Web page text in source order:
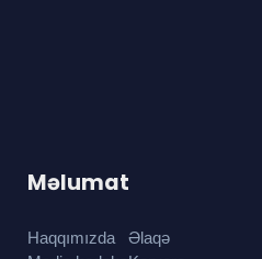
Məlumat
Haqqımızda
Əlaqə